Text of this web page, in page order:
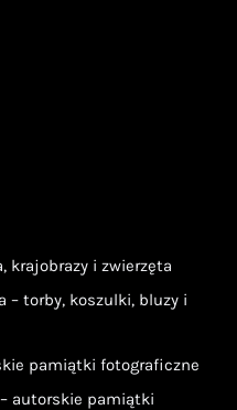
krajobrazy i zwierzęta
– torby, koszulki, bluzy i
pamiątki fotograficzne
autorskie pamiątki